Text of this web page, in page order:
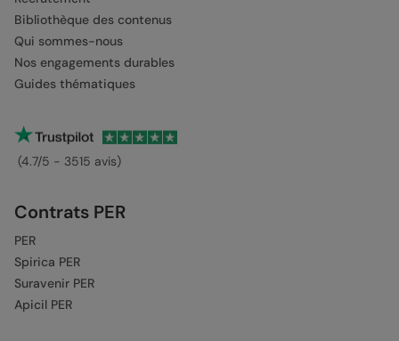
Bibliothèque des contenus
Qui sommes-nous
Nos engagements durables
Guides thématiques
(4.7/5 - 3515 avis)
Contrats PER
PER
Spirica PER
Suravenir PER
Apicil PER